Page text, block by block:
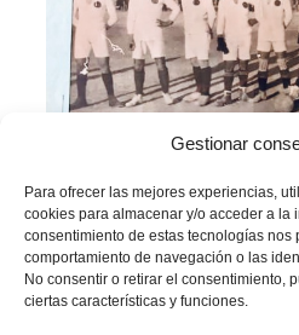
Gestionar
Para ofrecer las mejores experiencias,
cookies para almacenar y/o acceder a la
consentimiento de estas tecnologías nos
comportamiento de navegación o las
No consentir o retirar el consentimiento,
ciertas características y funciones.
Copia de la foto que la FFCV entregó al
Facebook
TwitterCompartir